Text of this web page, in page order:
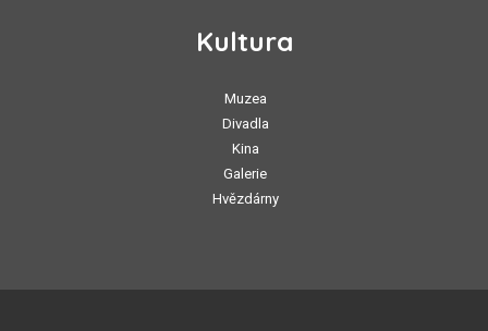
Kultura
Muzea
Divadla
Kina
Galerie
Hvězdárny